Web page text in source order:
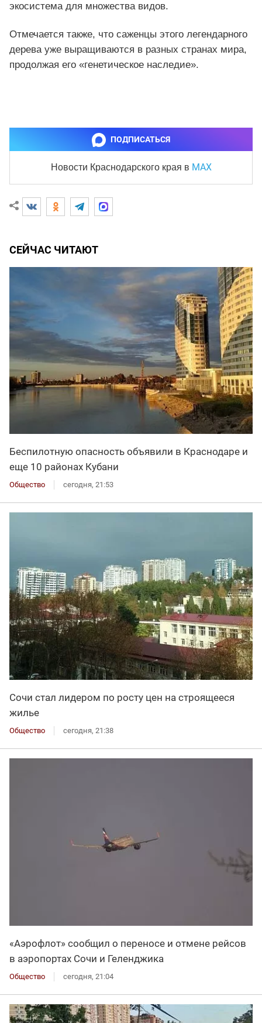
экосистема для множества видов.
Отмечается также, что саженцы этого легендарного
дерева уже выращиваются в разных странах мира,
продолжая его «генетическое наследие».
ПОДПИСАТЬСЯ
Новости Краснодарского края в MAX
СЕЙЧАС ЧИТАЮТ
Беспилотную опасность объявили в Краснодаре и
еще 10 районах Кубани
Общество сегодня, 21:53
Сочи стал лидером по росту цен на строящееся
жилье
Общество сегодня, 21:38
«Аэрофлот» сообщил о переносе и отмене рейсов
в аэропортах Сочи и Геленджика
Общество сегодня, 21:04